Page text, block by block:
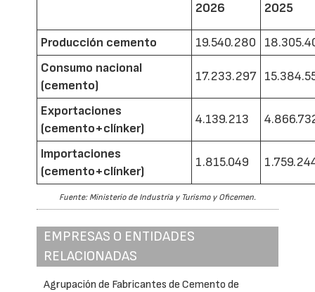
2026 2025
Producción cemento 19.540.280
Consumo nacional
(cemento)
17.233.297
Exportaciones
(cemento+clínker)
4.139.213
Importaciones
(cemento+clínker)
1.815.049
Fuente: Ministerio de Industria y Turismo y Oficemen.
EMPRESAS O ENTIDADES
RELACIONADAS
Agrupación de Fabricantes de Cemento de